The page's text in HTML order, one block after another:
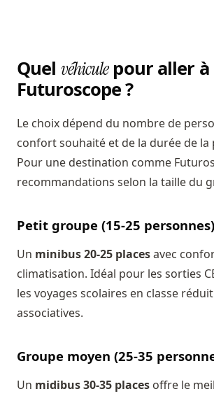
Quel véhiculepour aller à
Futuroscope ?
Le choix dépend du nombre de
confort souhaité et de la durée de la
Pour une destination comme
recommandations selon la taille du
Petit groupe (15-25 personnes)
Un minibus 20-25 placesavec
climatisation. Idéal pour les sorties
les voyages scolaires en classe
associatives.
Groupe moyen (25-35
Un midibus 30-35 places offre le